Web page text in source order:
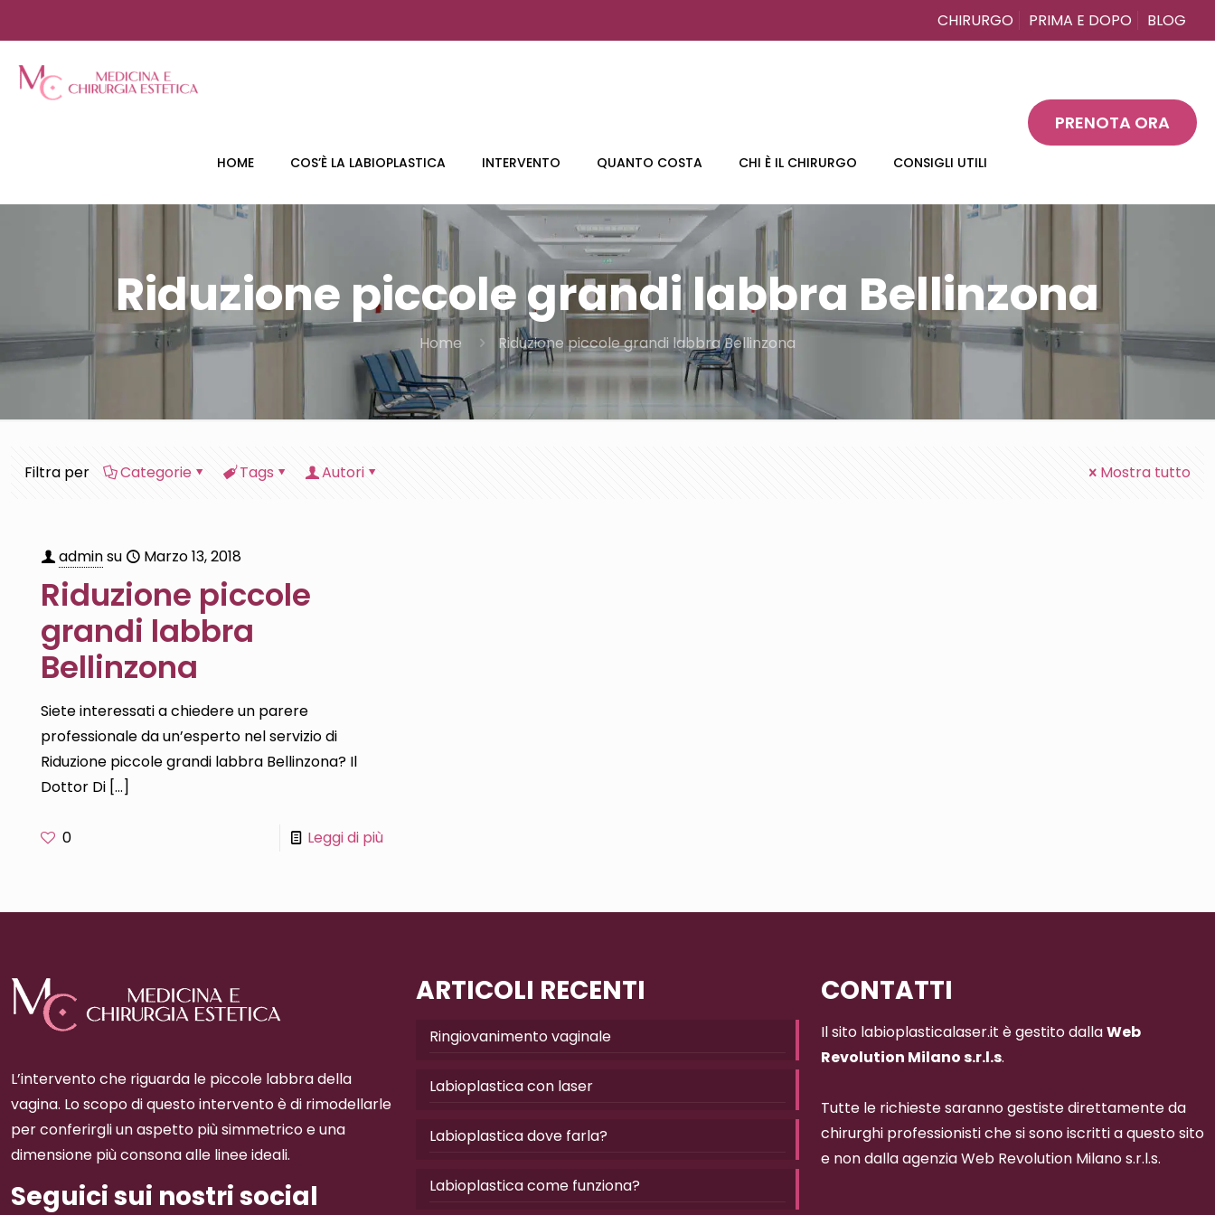
CHIRURGO PRIMA E DOPO BLOG
HOME COS’È LA LABIOPLASTICA INTERVENTO QUANTO COSTA CHI È IL CHIRURGO CONSIGLI UTILI
PRENOTA ORA
Riduzione piccole grandi labbra Bellinzona
Home Riduzione piccole grandi labbra Bellinzona
Filtra per Categorie Tags Autori Mostra tutto
adminsu Marzo 13, 2018
Riduzione piccole
grandi labbra
Bellinzona
Siete interessati a chiedere un parere
professionale da un’esperto nel servizio di
Riduzione piccole grandi labbra Bellinzona? Il
Dottor Di […]
0 Leggi di più
L’intervento che riguarda le piccole labbra della
vagina. Lo scopo di questo intervento è di rimodellarle
per conferirgli un aspetto più simmetrico e una
dimensione più consona alle linee ideali.
Seguici sui nostri social
ARTICOLI RECENTI
Ringiovanimento vaginale
Labioplastica con laser
Labioplastica dove farla?
Labioplastica come funziona?
CONTATTI
Il sito labioplasticalaser.it è gestito dallaWeb
Revolution Milano s.r.l.s.
Tutte le richieste saranno gestiste direttamente da
chirurghi professionisti che si sono iscritti a questo sito
e non dalla agenzia Web Revolution Milano s.r.l.s.